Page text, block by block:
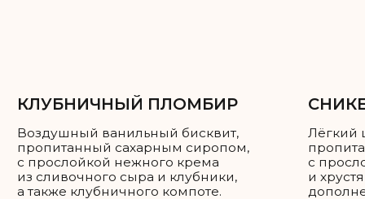
начинкой, можно одной — на ваше
Как рассчитать нужное вам
количество торта?